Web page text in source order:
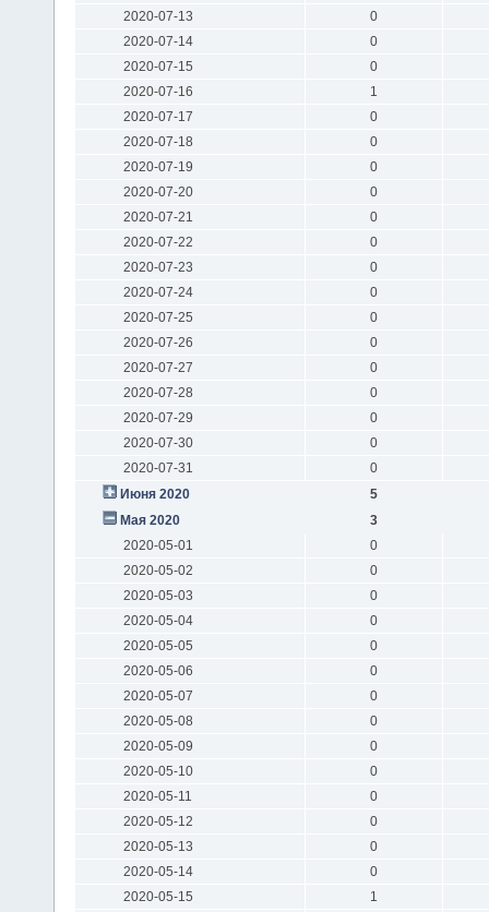
2020-07-13
0
2020-07-14
0
2020-07-15
0
2020-07-16
1
2020-07-17
0
2020-07-18
0
2020-07-19
0
2020-07-20
0
2020-07-21
0
2020-07-22
0
2020-07-23
0
2020-07-24
0
2020-07-25
0
2020-07-26
0
2020-07-27
0
2020-07-28
0
2020-07-29
0
2020-07-30
0
2020-07-31
0
Июня 2020
5
Мая 2020
3
2020-05-01
0
2020-05-02
0
2020-05-03
0
2020-05-04
0
2020-05-05
0
2020-05-06
0
2020-05-07
0
2020-05-08
0
2020-05-09
0
2020-05-10
0
2020-05-11
0
2020-05-12
0
2020-05-13
0
2020-05-14
0
2020-05-15
1